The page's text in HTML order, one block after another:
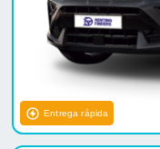
Entrega rápida